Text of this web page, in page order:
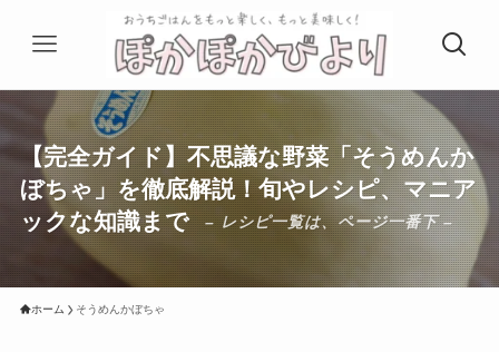
【完全ガイド】不思議な野菜「そうめんか
ぼちゃ」を徹底解説！旬やレシピ、マニア
ックな知識まで
– レシピ一覧は、ページ一番下 –
ホーム そうめんかぼちゃ